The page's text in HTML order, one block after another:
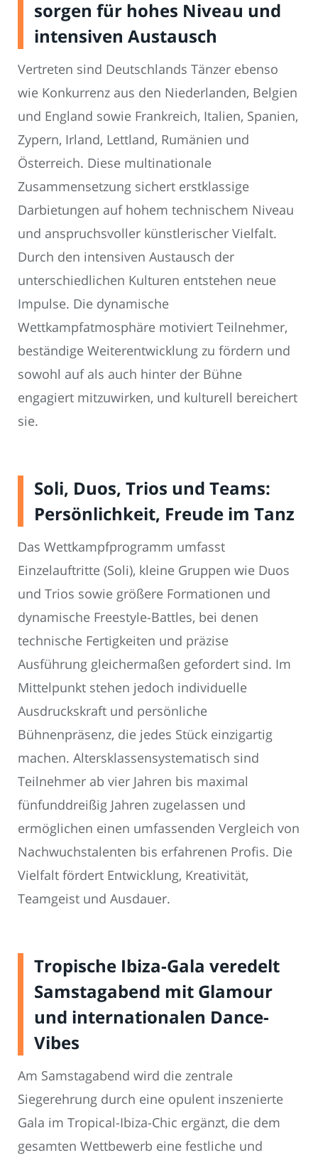
sorgen für hohes Niveau und
intensiven Austausch
Vertreten sind Deutschlands Tänzer ebenso
wie Konkurrenz aus den Niederlanden, Belgien
und England sowie Frankreich, Italien, Spanien,
Zypern, Irland, Lettland, Rumänien und
Österreich. Diese multinationale
Zusammensetzung sichert erstklassige
Darbietungen auf hohem technischem Niveau
und anspruchsvoller künstlerischer Vielfalt.
Durch den intensiven Austausch der
unterschiedlichen Kulturen entstehen neue
Impulse. Die dynamische
Wettkampfatmosphäre motiviert Teilnehmer,
beständige Weiterentwicklung zu fördern und
sowohl auf als auch hinter der Bühne
engagiert mitzuwirken, und kulturell bereichert
sie.
Soli, Duos, Trios und Teams:
Persönlichkeit, Freude im Tanz
Das Wettkampfprogramm umfasst
Einzelauftritte (Soli), kleine Gruppen wie Duos
und Trios sowie größere Formationen und
dynamische Freestyle-Battles, bei denen
technische Fertigkeiten und präzise
Ausführung gleichermaßen gefordert sind. Im
Mittelpunkt stehen jedoch individuelle
Ausdruckskraft und persönliche
Bühnenpräsenz, die jedes Stück einzigartig
machen. Altersklassensystematisch sind
Teilnehmer ab vier Jahren bis maximal
fünfunddreißig Jahren zugelassen und
ermöglichen einen umfassenden Vergleich von
Nachwuchstalenten bis erfahrenen Profis. Die
Vielfalt fördert Entwicklung, Kreativität,
Teamgeist und Ausdauer.
Tropische Ibiza-Gala veredelt
Samstagabend mit Glamour
und internationalen Dance-
Vibes
Am Samstagabend wird die zentrale
Siegerehrung durch eine opulent inszenierte
Gala im Tropical-Ibiza-Chic ergänzt, die dem
gesamten Wettbewerb eine festliche und